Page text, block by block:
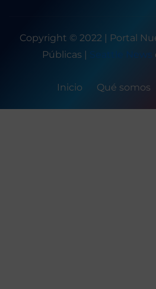
Copyright © 2022 | Portal
Públicas | Seattle News
Inicio Qué somos